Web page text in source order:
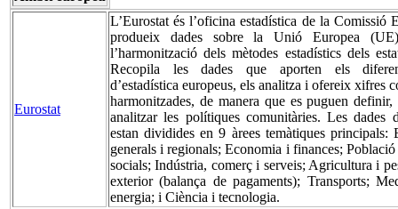
Eurostat
L’Eurostat és l’oficina estadística de la Comissió
produeix dades sobre la Unió Europea
l’harmonització dels mètodes estadístics dels
Recopila les dades que aporten els
d’estadística europeus, els analitza i ofereix xifres
harmonitzades, de manera que es puguen
analitzar les polítiques comunitàries. Les dades
estan dividides en 9 àrees temàtiques principals:
generals i regionals; Economia i finances;
socials; Indústria, comerç i serveis; Agricultura i
exterior (balança de pagaments); Transports;
energia; i Ciència i tecnologia.